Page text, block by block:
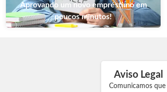
Aprovando um novo empréstimo em
poucos minutos!
Aviso Legal
Comunicamos que